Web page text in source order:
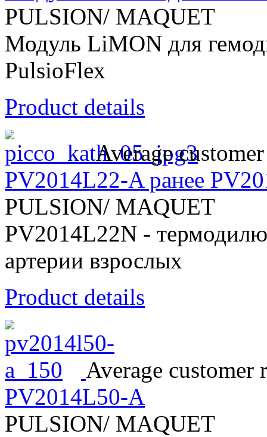
PULSION/ MAQUET
Модуль LiMON для
PulsioFlex
Product details
Average
PV2014L22-A ранее
PULSION/ MAQUET
PV2014L22N -
артерии взрослых
Product details
Average customer
PV2014L50-A
PULSION/ MAQUET